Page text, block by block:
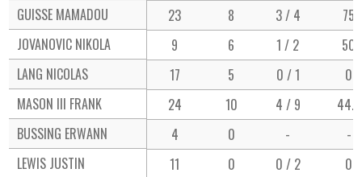
GUISSE MAMADOU
23 8 3 / 4
75
JOVANOVIC NIKOLA
9 6 1 / 2
50
LANG NICOLAS
17 5 0 / 1
0
MASON III FRANK
24 10 4 / 9
44.4
BUSSING ERWANN
4 0 -
-
LEWIS JUSTIN
11 0 0 / 2
0